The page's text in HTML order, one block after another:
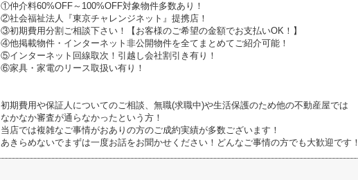
①仲介料60%OFF～100%OFF対象物件多数あり！
②社会福祉法人『東京チャレンジネット』提携店！
③初期費用分割ご相談下さい！【お客様のご希望の金額でお支払いOK！】
④他掲載物件・インターネット非公開物件を全てまとめてご紹介可能！
⑤インターネット回線取次！引越し会社割引き有り！
⑥家具・家電のリース取扱い有り！
初期費用や保証人についてのご相談、無職(求職中)や生活保護のため他の不動産屋では
なかなか審査が通らなかったという方！
当店では複雑なご事情がおありの方のご成約実績が多数ございます！
あきらめないでまずは一度お話をお聞かせください！どんなご事情の方でも大歓迎です！